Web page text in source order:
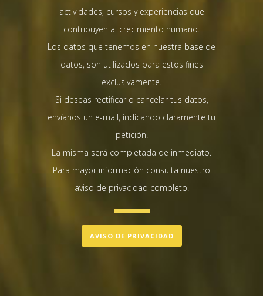
actividades, cursos y experiencias que
contribuyen al crecimiento humano.
Los datos que tenemos en nuestra base de
datos, son utilizados para estos fines
exclusivamente.
Si deseas rectificar o cancelar tus datos,
envíanos un e-mail, indicando claramente tu
petición.
La misma será completada de inmediato.
Para mayor información consulta nuestro
aviso de privacidad completo.
AVISO DE PRIVACIDAD